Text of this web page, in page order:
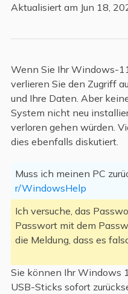
Aktualisiert am Jun 18,
Wenn Sie Ihr Windows-
verlieren Sie den Zugriff
und Ihre Daten. Aber
System nicht neu
verloren gehen würden.
dies ebenfalls diskutiert.
Muss ich meinen PC
r/WindowsHelp
Ich versuche, das
Passwort mit dem
die Meldung, dass es
Sie können Ihr Windows
USB-Sticks sofort